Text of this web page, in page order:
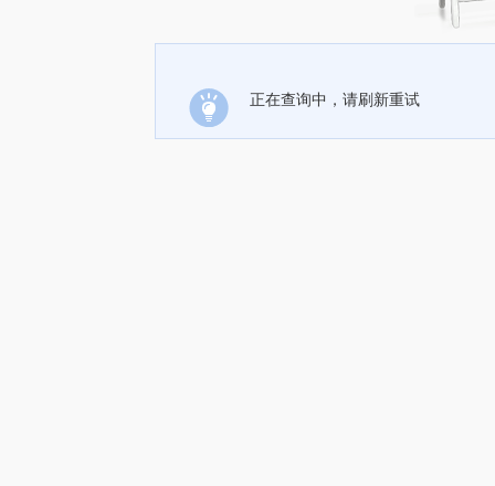
正在查询中，请刷新重试